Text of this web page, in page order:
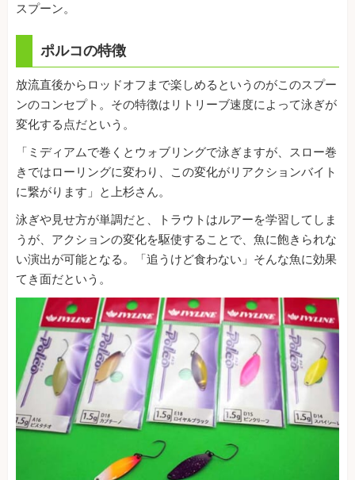
スプーン。
ポルコの特徴
放流直後からロッドオフまで楽しめるというのがこのスプー
ンのコンセプト。その特徴はリトリーブ速度によって泳ぎが
変化する点だという。
「ミディアムで巻くとウォブリングで泳ぎますが、スロー巻
きではローリングに変わり、この変化がリアクションバイト
に繋がります」と上杉さん。
泳ぎや見せ方が単調だと、トラウトはルアーを学習してしま
うが、アクションの変化を駆使することで、魚に飽きられな
い演出が可能となる。「追うけど食わない」そんな魚に効果
てき面だという。